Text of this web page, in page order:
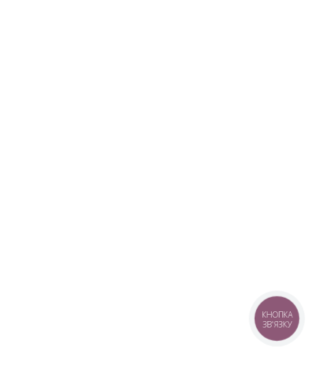
КНОПКА
ЗВ'ЯЗКУ